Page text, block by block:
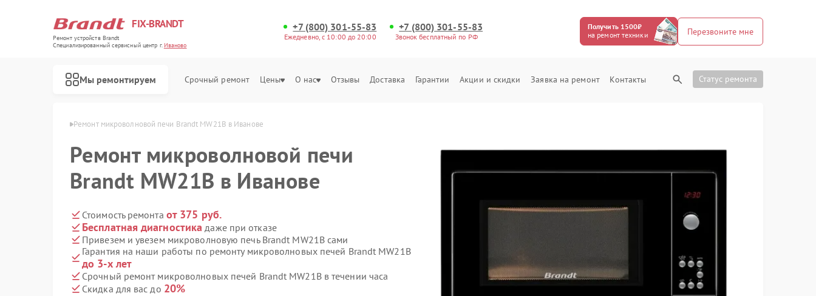
FIX-BRANDT
Ремонт устройств Brandt
Специализированный cервисный центр г.Иваново
+7 (800) 301-55-83
Ежедневно, с 10:00 до 20:00
+7 (800) 301-55-83
Звонок бесплатный по РФ
Получить 1500₽
на ремонт техники
Перезвоните мне
Мы ремонтируем Срочный ремонт Цены О нас Отзывы Доставка Гарантии Акции и скидки Заявка на ремонт Контакты Статус ремонта
Brandt в Иванове Ремонт микроволновой печи Brandt MW21B в Иванове
Ремонт микроволновой печи
Brandt MW21B в Иванове
Стоимость ремонта от 375 руб.
Бесплатная диагностика даже при отказе
Привезем и увезем микроволновую печь Brandt MW21B сами
Гарантия на наши работы по ремонту микроволновых печей Brandt MW21B
до 3-х лет
Срочный ремонт микроволновых печей Brandt MW21B в течении часа
Скидка для вас до 20%